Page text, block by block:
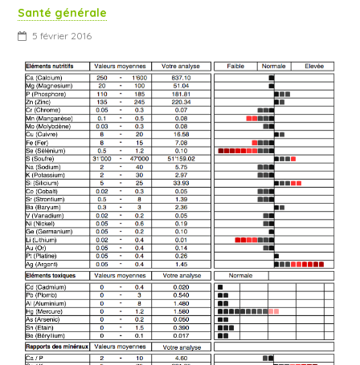
Santé générale
5 février 2016